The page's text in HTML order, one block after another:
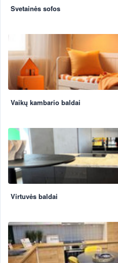
Svetainės sofos
Vaikų kambario baldai
Virtuvės baldai